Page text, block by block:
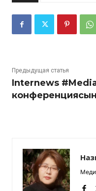
Предыдущая статья
Internews